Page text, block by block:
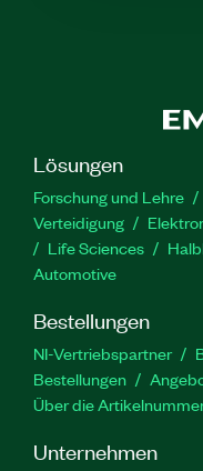
Lösungen
Forschung und Lehre
Verteidigung
Life Sciences
Automotive
Bestellungen
NI-Vertriebspartner
Bestellungen
Über die
Unternehmen